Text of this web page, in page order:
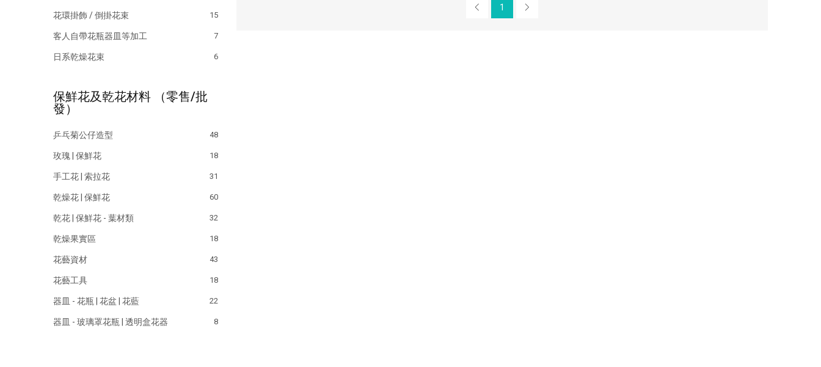
花環掛飾 / 倒掛花束 15
客人自帶花瓶器皿等加工 7
日系乾燥花束 6
保鮮花及乾花材料 （零售/批
發）
乒乓菊公仔造型 48
玫瑰 | 保鮮花 18
手工花 | 索拉花 31
乾燥花 | 保鮮花 60
乾花 | 保鮮花 - 葉材類 32
乾燥果實區 18
花藝資材 43
花藝工具 18
器皿 - 花瓶 | 花盆 | 花藍 22
器皿 - 玻璃罩花瓶 | 透明盒花器 8
1